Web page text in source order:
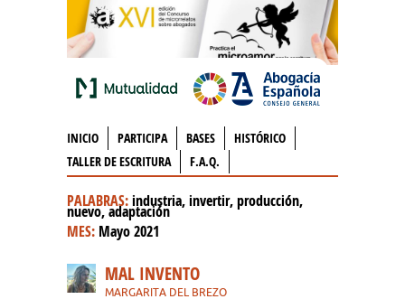
INICIO PARTICIPA BASES
HISTÓRICO
TALLER DE ESCRITURA
F.A.Q.
PALABRAS:industria, invertir, producción,
nuevo, adaptación
MES: Mayo 2021
MAL INVENTO
MARGARITA DEL BREZO